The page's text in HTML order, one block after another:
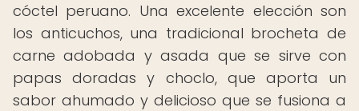
cóctel peruano. Una excelente elección son
los anticuchos, una tradicional brocheta de
carne adobada y asada que se sirve con
papas doradas y choclo, que aporta un
sabor ahumado y delicioso que se fusiona a